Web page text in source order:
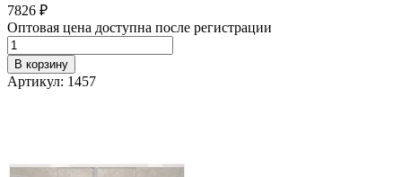
7826 ₽
Оптовая цена доступна после регистрации
В корзину
Артикул: 1457